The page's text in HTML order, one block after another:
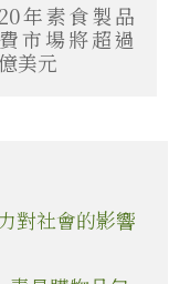
年素食製品
市場將超過
美元
對社會的影響